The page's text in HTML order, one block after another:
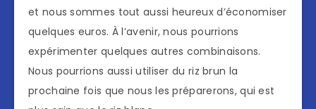
et nous sommes tout aussi heureux d’économiser
quelques euros. À l’avenir, nous pourrions
expérimenter quelques autres combinaisons.
Nous pourrions aussi utiliser du riz brun la
prochaine fois que nous les préparerons, qui est